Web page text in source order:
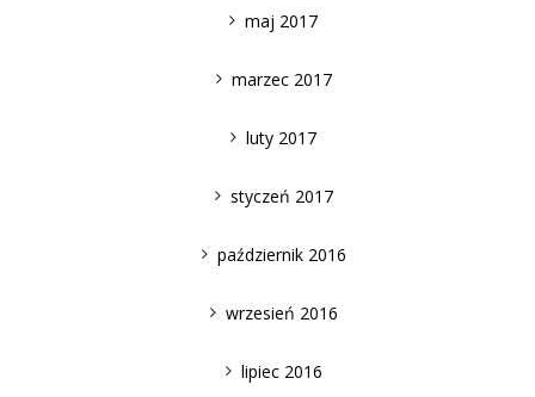
maj 2017
marzec 2017
luty 2017
styczeń 2017
październik 2016
wrzesień 2016
lipiec 2016